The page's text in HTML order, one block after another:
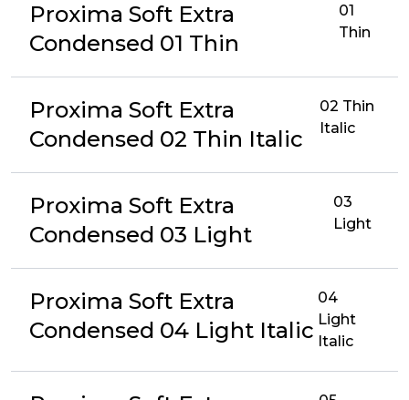
Proxima Soft Extra
Condensed 01 Thin
01
Thin
Proxima Soft Extra
Condensed 02 Thin Italic
02 Thin
Italic
Proxima Soft Extra
Condensed 03 Light
03
Light
Proxima Soft Extra
Condensed 04 Light Italic
04
Light
Italic